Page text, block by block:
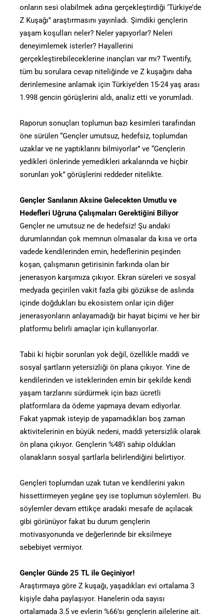
onların sesi olabilmek adına gerçekleştirdiği ‘Türkiye’de
Z Kuşağı” araştırmasını yayınladı. Şimdiki gençlerin
yaşam koşulları neler? Neler yapıyorlar? Neleri
deneyimlemek isterler? Hayallerini
gerçekleştirebileceklerine inançları var mı? Twentify,
tüm bu sorulara cevap niteliğinde ve Z kuşağını daha
derinlemesine anlamak için Türkiye’den 15-24 yaş arası
1.998 gencin görüşlerini aldı, analiz etti ve yorumladı.
Raporun sonuçları toplumun bazı kesimleri tarafından
öne sürülen “Gençler umutsuz, hedefsiz, toplumdan
uzaklar ve ne yaptıklarını bilmiyorlar” ve “Gençlerin
yedikleri önlerinde yemedikleri arkalarında ve hiçbir
sorunları yok” görüşlerini reddeder nitelikte.
Gençler Sanılanın Aksine Gelecekten Umutlu ve
Hedefleri Uğruna Çalışmaları Gerektiğini Biliyor
Gençler ne umutsuz ne de hedefsiz! Şu andaki
durumlarından çok memnun olmasalar da kısa ve orta
vadede kendilerinden emin, hedeflerinin peşinden
koşan, çalışmanın getirisinin farkında olan bir
jenerasyon karşımıza çıkıyor. Ekran süreleri ve sosyal
medyada geçirilen vakit fazla gibi gözükse de aslında
içinde doğdukları bu ekosistem onlar için diğer
jenerasyonların anlayamadığı bir hayat biçimi ve her bir
platformu belirli amaçlar için kullanıyorlar.
Tabii ki hiçbir sorunları yok değil, özellikle maddi ve
sosyal şartların yetersizliği ön plana çıkıyor. Yine de
kendilerinden ve isteklerinden emin bir şekilde kendi
yaşam tarzlarını sürdürmek için bazı ücretli
platformlara da ödeme yapmaya devam ediyorlar.
Fakat yapmak isteyip de yapamadıkları boş zaman
aktivitelerinin en büyük nedeni, maddi yetersizlik olarak
ön plana çıkıyor. Gençlerin %48’i sahip oldukları
olanakların sosyal şartlarla belirlendiğini belirtiyor.
Gençleri toplumdan uzak tutan ve kendilerini yakın
hissettirmeyen yegâne şey ise toplumun söylemleri. Bu
söylemler devam ettikçe aradaki mesafe de açılacak
gibi görünüyor fakat bu durum gençlerin
motivasyonunda ve değerlerinde bir eksilmeye
sebebiyet vermiyor.
Gençler Günde 25 TL ile Geçiniyor!
Araştırmaya göre Z kuşağı, yaşadıkları evi ortalama 3
kişiyle daha paylaşıyor. Hanelerin oda sayısı
ortalamada 3.5 ve evlerin %66’sı gençlerin ailelerine ait.